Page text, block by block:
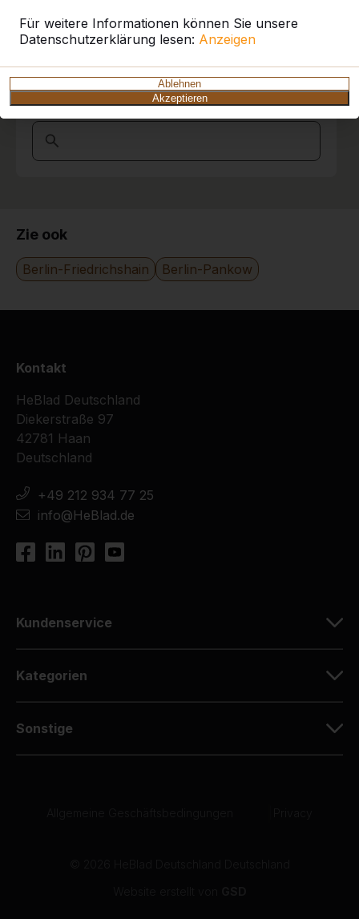
Für weitere Informationen können Sie unsere
Datenschutzerklärung lesen: Anzeigen
Ablehnen
Akzeptieren
Marion Bleich Schulburo
15-11-2017
10
Sehr freundlich, souverän und zuverlässig in
jeder Beziehung!
Ein großes Lob an den Fahrer! Sein Können
und seine Gewissenhaftigkeit bei der
Kategorie
Ort oder Postleitzahl suchen
Zie ook
Berlin-Friedrichshain Berlin-Pankow
Kontakt
HeBlad Deutschland
Diekerstraße 97
42781 Haan
Deutschland
+49 212 934 77 25
info@HeBlad.de
Kundenservice
Kategorien
Sonstige